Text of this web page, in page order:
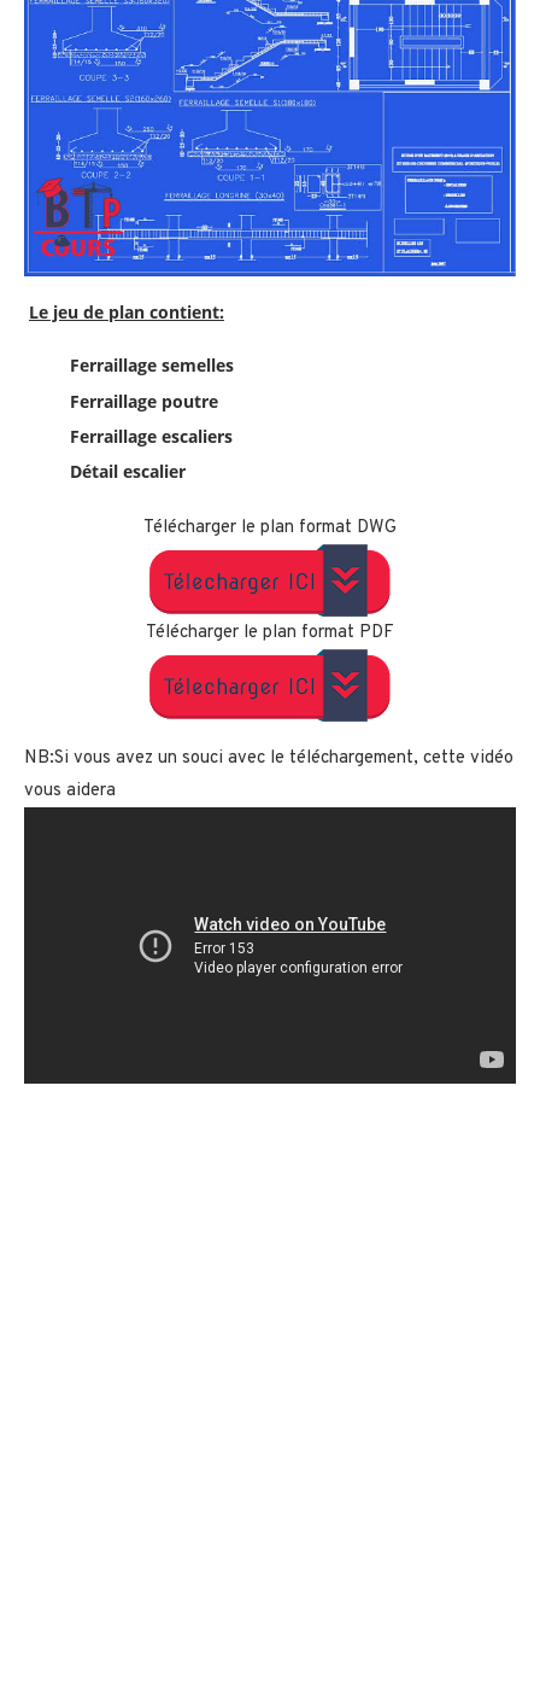
Le jeu de plan contient:
Ferraillage semelles
Ferraillagepoutre
Ferraillage escaliers
Détail escalier
Télécharger le plan format DWG
Télécharger le plan format PDF
NB:Si vous avez un souci avec le téléchargement, cette vidéo
vous aidera